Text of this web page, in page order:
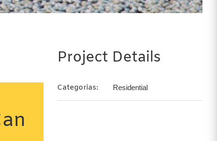
Project Details
Categorias: Residential